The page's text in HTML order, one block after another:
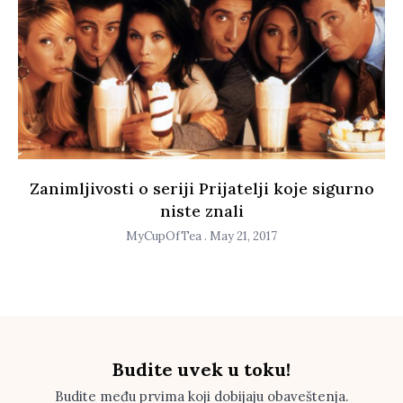
Zanimljivosti o seriji Prijatelji koje sigurno
niste znali
MyCupOfTea May 21, 2017
Budite uvek u toku!
Budite među prvima koji dobijaju obaveštenja.